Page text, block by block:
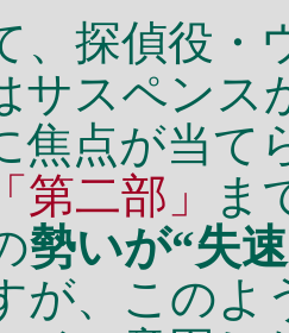
探偵役・
サスペンス
焦点が当て
「第二部」
ま
勢いが“失
が、このよ